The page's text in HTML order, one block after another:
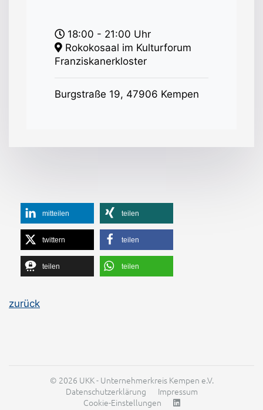
18:00 - 21:00 Uhr
Rokokosaal im Kulturforum
Franziskanerkloster
Burgstraße 19, 47906 Kempen
mitteilen teilen
twittern teilen
teilen teilen
zurück
© 2026 UKK - Unternehmerkreis Kempen e.V.
Datenschutzerklärung
Impressum
Cookie-Einstellungen